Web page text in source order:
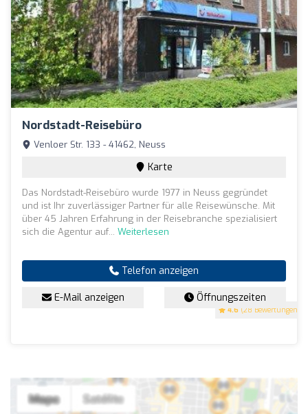
Nordstadt-Reisebüro
4.6 (28 Bewertungen)
Venloer Str. 133 - 41462, Neuss
Karte
Das Nordstadt-Reisebüro wurde 1977 in Neuss gegründet
und ist Ihr zuverlässiger Partner für alle Reisewünsche. Mit
über 45 Jahren Erfahrung in der Reisebranche spezialisiert
sich die Agentur auf... Weiterlesen
Telefon anzeigen
E-Mail anzeigen Öffnungszeiten